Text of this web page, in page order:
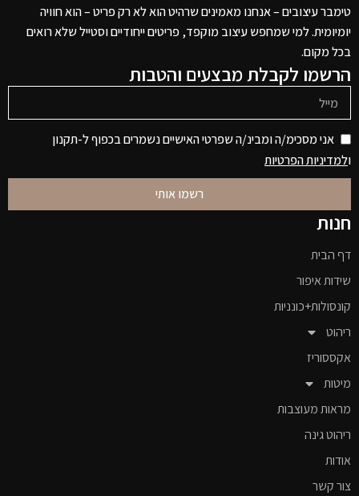
טימבר עיצובים – אנחנו מאמינים שרהיט הוא לא רק פריט – הוא חוויה
יומיומית. למי שמחפש עיצוב מוקפד, פריטים ייחודיים וסטייל שלא רואים
בכל מקום.
הרשמו לקבלת מבצעים והטבות
אני מסכימ/ה ומבינ/ה שפרטי האישיים נשמרים בכפוף ל-תקנון
ולמדיניות הפרטיות
רשמו אותי
חנות
דף הבית
שידות איפור
קונסולות+כונניות
ריהוט
אקססוריז
מיטות
מראות מעוצבות
ריהוט גינה
אודות
צור קשר